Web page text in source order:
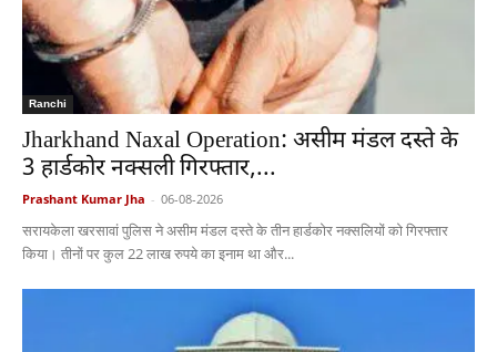
Ranchi
Jharkhand Naxal Operation: असीम मंडल दस्ते के
3 हार्डकोर नक्सली गिरफ्तार,...
Prashant Kumar Jha - 06-08-2026
सरायकेला खरसावां पुलिस ने असीम मंडल दस्ते के तीन हार्डकोर नक्सलियों को गिरफ्तार
किया। तीनों पर कुल 22 लाख रुपये का इनाम था और...